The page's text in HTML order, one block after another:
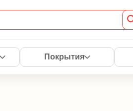
Покрытия